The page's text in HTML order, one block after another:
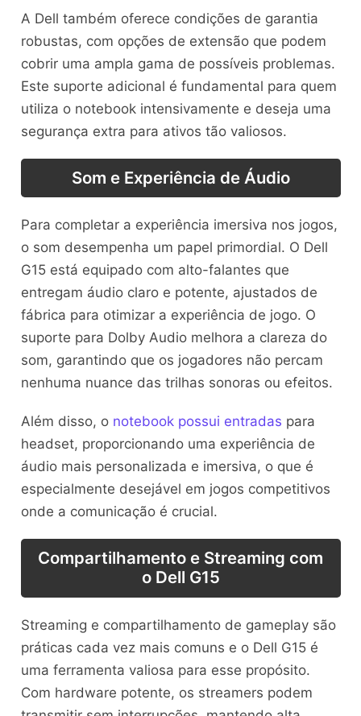
A Dell também oferece condições de garantia
robustas, com opções de extensão que podem
cobrir uma ampla gama de possíveis problemas.
Este suporte adicional é fundamental para quem
utiliza o notebook intensivamente e deseja uma
segurança extra para ativos tão valiosos.
Som e Experiência de Áudio
Para completar a experiência imersiva nos jogos,
o som desempenha um papel primordial. O Dell
G15 está equipado com alto-falantes que
entregam áudio claro e potente, ajustados de
fábrica para otimizar a experiência de jogo. O
suporte para Dolby Audio melhora a clareza do
som, garantindo que os jogadores não percam
nenhuma nuance das trilhas sonoras ou efeitos.
Além disso, o notebook possui entradas para
headset, proporcionando uma experiência de
áudio mais personalizada e imersiva, o que é
especialmente desejável em jogos competitivos
onde a comunicação é crucial.
Compartilhamento e Streaming com
o Dell G15
Streaming e compartilhamento de gameplay são
práticas cada vez mais comuns e o Dell G15 é
uma ferramenta valiosa para esse propósito.
Com hardware potente, os streamers podem